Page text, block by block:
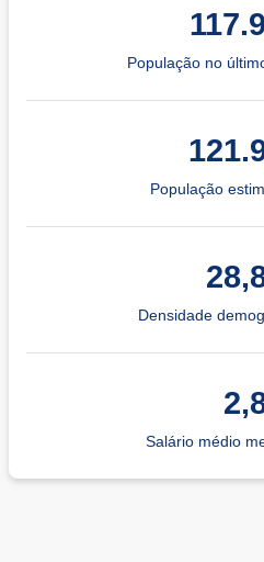
População no
População
Densidade
Salário médio